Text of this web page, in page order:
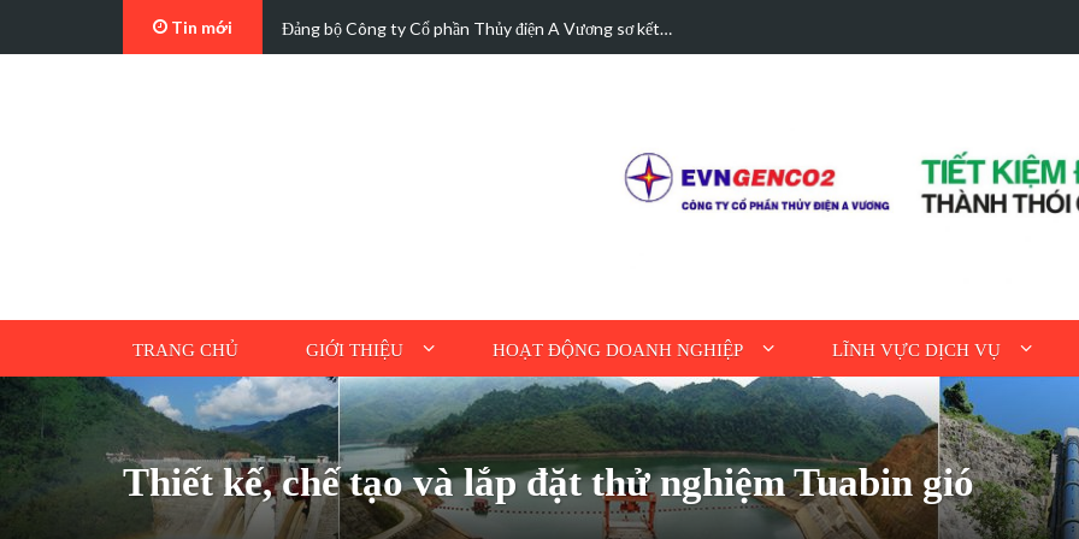
Tin mới Các trường hợp điện mặt trời mái nhà được bán điện dư
TRANG CHỦ GIỚI THIỆU HOẠT ĐỘNG DOANH NGHIỆP LĨNH VỰC DỊCH VỤ
Thiết kế, chế tạo và lắp đặt thử nghiệm Tuabin gió